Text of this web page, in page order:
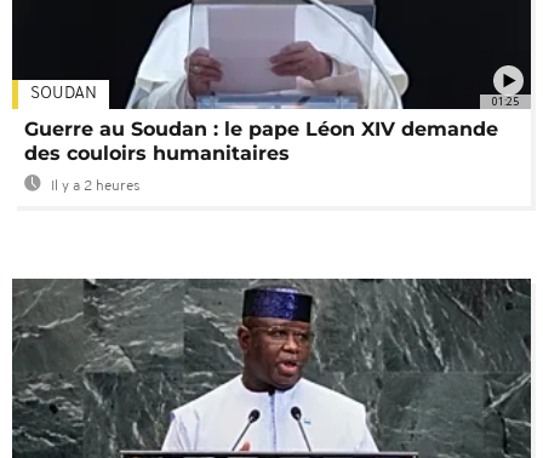
01:25
SOUDAN
Guerre au Soudan : le pape Léon XIV demande
des couloirs humanitaires
Il y a 2 heures